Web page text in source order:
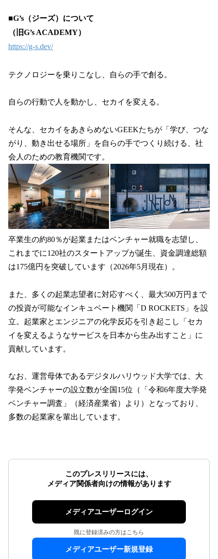
■G’s（ジーズ）について
（旧G’s ACADEMY）
https://g-s.dev/
テクノロジーを乗りこなし、自らの手で創る。
自らの行動で人を動かし、セカイを変える。
そんな、セカイをあきらめないGEEKたちが「学び、つな
がり、動き出せる場所」を自らの手でつくり続ける、社
会人のための教育機関です。
卒業生の約80％が起業またはベンチャー就職を志望し、
これまでに120社のスタートアップが誕生、資金調達総額
は175億円を突破しています（2026年5月現在）。
また、多くの起業志望者に対応すべく、最大500万円まで
の投資が可能なインキュベート機関「D ROCKETS」を設
立。起業家とエンジニアの化学反応を引き起こし「セカ
イを変えるようなサービスを日本から生み出すこと」に
貢献しています。
なお、運営母体であるデジタルハリウッド大学では、大
学発ベンチャーの設立数が全国15位（「令和6年度大学発
ベンチャー調査」（経済産業省）より）となっており、
多数の起業家を輩出しています。
このプレスリリースには、
メディア関係者向けの情報があります
メディアユーザーログイン
既に登録済みの方はこちら
メディアユーザー新規登録